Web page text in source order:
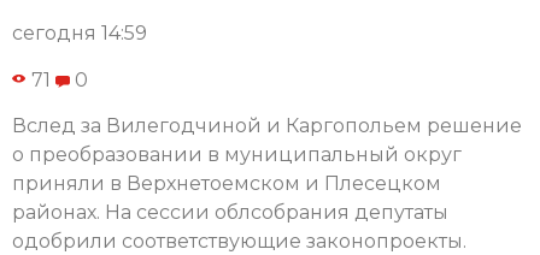
сегодня 14:59
71 0
Вслед за Вилегодчиной и Каргопольем решение
о преобразовании в муниципальный округ
приняли в Верхнетоемском и Плесецком
районах. На сессии облсобрания депутаты
одобрили соответствующие законопроекты.